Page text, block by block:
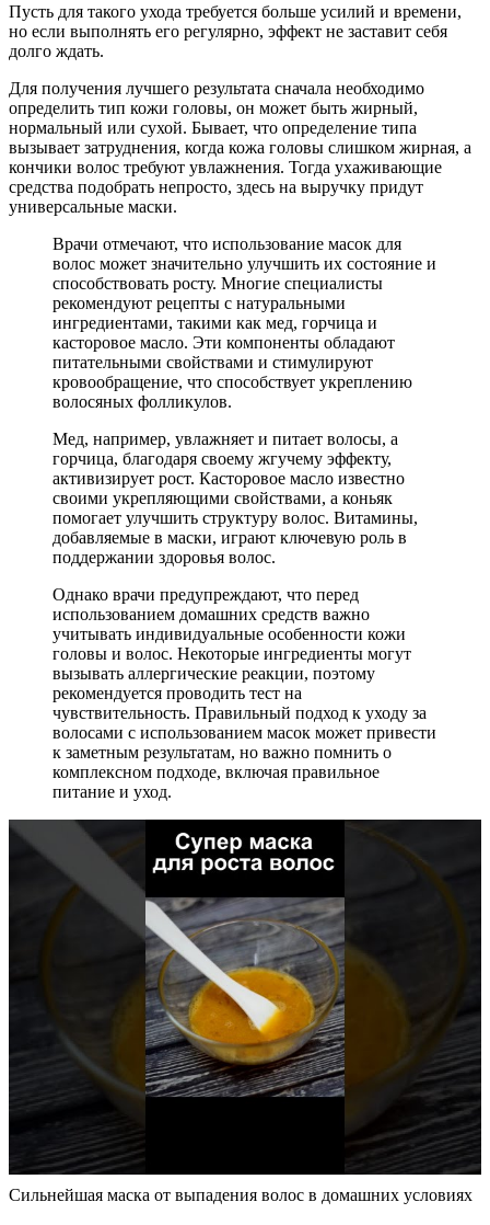
Пусть для такого ухода требуется больше усилий и времени,
но если выполнять его регулярно, эффект не заставит себя
долго ждать.
Для получения лучшего результата сначала необходимо
определить тип кожи головы, он может быть жирный,
нормальный или сухой. Бывает, что определение типа
вызывает затруднения, когда кожа головы слишком жирная, а
кончики волос требуют увлажнения. Тогда ухаживающие
средства подобрать непросто, здесь на выручку придут
универсальные маски.
Врачи отмечают, что использование масок для
волос может значительно улучшить их состояние и
способствовать росту. Многие специалисты
рекомендуют рецепты с натуральными
ингредиентами, такими как мед, горчица и
касторовое масло. Эти компоненты обладают
питательными свойствами и стимулируют
кровообращение, что способствует укреплению
волосяных фолликулов.
Мед, например, увлажняет и питает волосы, а
горчица, благодаря своему жгучему эффекту,
активизирует рост. Касторовое масло известно
своими укрепляющими свойствами, а коньяк
помогает улучшить структуру волос. Витамины,
добавляемые в маски, играют ключевую роль в
поддержании здоровья волос.
Однако врачи предупреждают, что перед
использованием домашних средств важно
учитывать индивидуальные особенности кожи
головы и волос. Некоторые ингредиенты могут
вызывать аллергические реакции, поэтому
рекомендуется проводить тест на
чувствительность. Правильный подход к уходу за
волосами с использованием масок может привести
к заметным результатам, но важно помнить о
комплексном подходе, включая правильное
питание и уход.
Сильнейшая маска от выпадения волос в домашних условиях